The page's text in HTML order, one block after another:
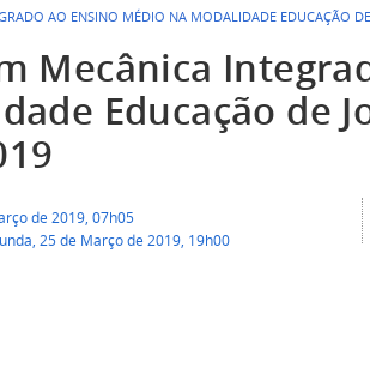
AO ENSINO MÉDIO NA MODALIDADE EDUCAÇÃO
Mecânica
Educação de
de 2019, 07h05
25 de Março de 2019, 19h00